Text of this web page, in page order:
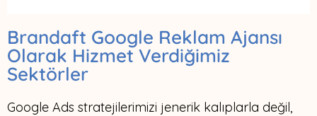
Brandaft Google Reklam Ajansı
Olarak Hizmet Verdiğimiz
Sektörler
Google Ads stratejilerimizi jenerik kalıplarla değil,